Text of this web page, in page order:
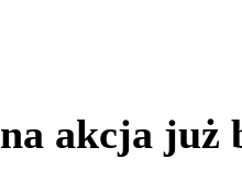
akcja już